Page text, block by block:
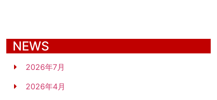
NEWS
2026年7月
2026年4月